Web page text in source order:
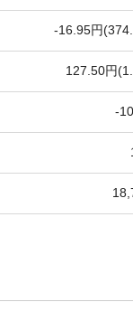
-16.95円(
127.50円(
-